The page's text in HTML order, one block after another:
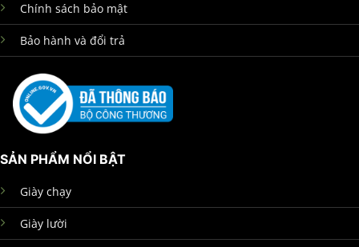
Chính sách bảo mật
Bảo hành và đổi trả
SẢN PHẨM NỔI BẬT
Giày chạy
Giày lười